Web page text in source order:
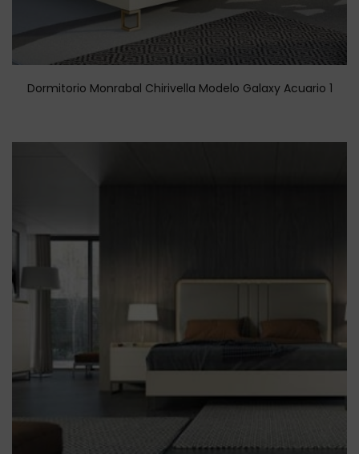
Dormitorio Monrabal Chirivella Modelo Galaxy Acuario 1